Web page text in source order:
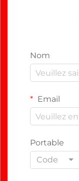
Nom
Email
Portable
Code